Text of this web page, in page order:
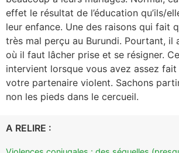
effet le résultat de l’éducation qu’ils/
leur enfance. Une des raisons qui fait
très mal perçu au Burundi. Pourtant, il
où il faut lâcher prise et se résigner.
intervient lorsque vous avez assez
votre partenaire violent. Sachons
non les pieds dans le cercueil.
A RELIRE :